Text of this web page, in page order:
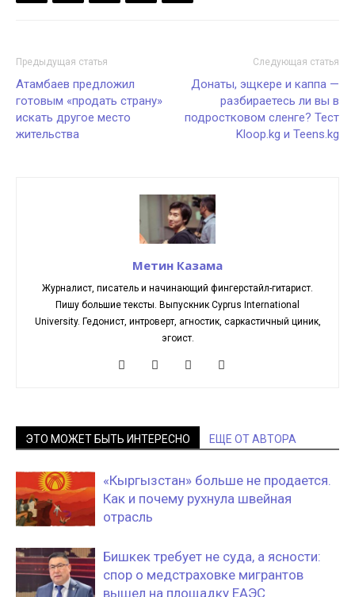
Предыдущая статья
Атамбаев предложил
готовым «продать страну»
искать другое место
жительства
Следующая статья
Донаты, эщкере и каппа —
разбираетесь ли вы в
подростковом сленге? Тест
Kloop.kg и Teens.kg
Метин Казама
Журналист, писатель и начинающий фингерстайл-гитарист.
Пишу большие тексты. Выпускник Cyprus International
University. Гедонист, интроверт, агностик, саркастичный циник,
эгоист.
ЭТО МОЖЕТ БЫТЬ ИНТЕРЕСНО ЕЩЕ ОТ АВТОРА
«Кыргызстан» больше не продается.
Как и почему рухнула швейная
отрасль
Бишкек требует не суда, а ясности:
спор о медстраховке мигрантов
вышел на площадку ЕАЭС